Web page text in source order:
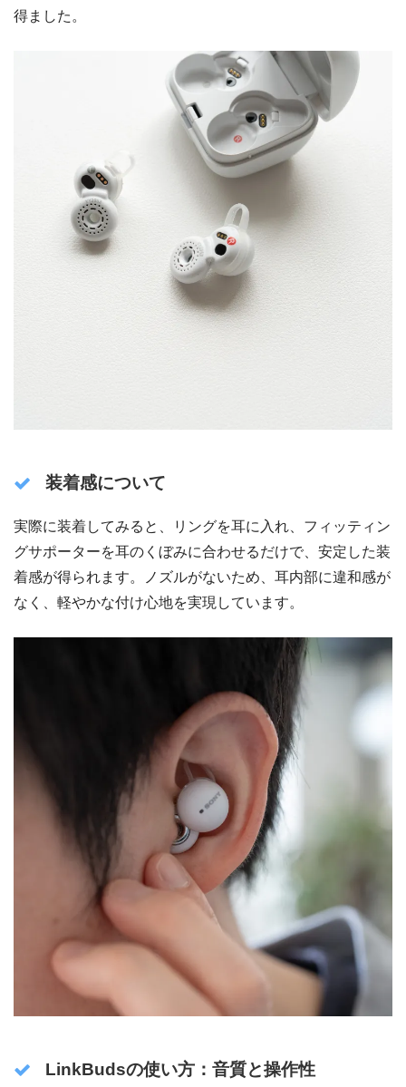
得ました。
装着感について
実際に装着してみると、リングを耳に入れ、フィッティン
グサポーターを耳のくぼみに合わせるだけで、安定した装
着感が得られます。ノズルがないため、耳内部に違和感が
なく、軽やかな付け心地を実現しています。
LinkBudsの使い方：音質と操作性